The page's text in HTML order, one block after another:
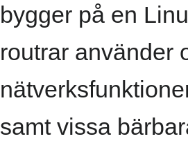
bygger på en
routrar använder
samt vissa